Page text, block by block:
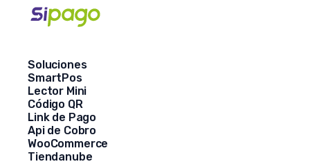
Soluciones
SmartPos
Lector Mini
Código QR
Link de Pago
Api de Cobro
WooCommerce
Tiendanube